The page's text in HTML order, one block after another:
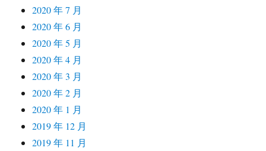
2020 年 7 月
2020 年 6 月
2020 年 5 月
2020 年 4 月
2020 年 3 月
2020 年 2 月
2020 年 1 月
2019 年 12 月
2019 年 11 月